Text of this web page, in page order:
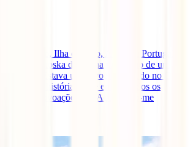
do Pico, Ilha do Pico, Açores e Portugal.
matrioska da minha projecção de um
impera. Estava um nevoeiro cerrado no Cais
a minha história. Hoje em dia todos os
povoações dos Açores são-me